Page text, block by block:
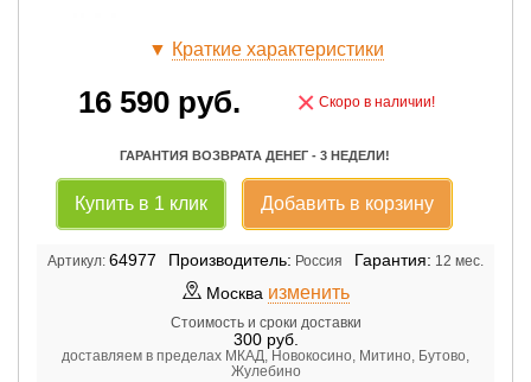
▼ Краткие характеристики
16 590 руб. × Скоро в наличии!
ГАРАНТИЯ ВОЗВРАТА ДЕНЕГ - 3 НЕДЕЛИ!
Купить в 1 клик Добавить в корзину
Артикул: 64977 Производитель: Россия Гарантия: 12 мес.
Москва изменить
Стоимость и сроки доставки
300руб.
доставляем в пределах МКАД, Новокосино, Митино, Бутово,
Жулебино